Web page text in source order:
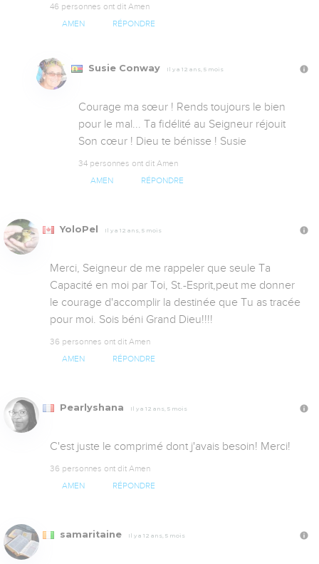
46 personnes ont dit Amen
AMEN RÉPONDRE
Susie Conway Il y a 12 ans, 5 mois
Courage ma sœur ! Rends toujours le bien
pour le mal... Ta fidélité au Seigneur réjouit
Son cœur ! Dieu te bénisse ! Susie
34 personnes ont dit Amen
AMEN RÉPONDRE
YoloPel Il y a 12 ans, 5 mois
Merci, Seigneur de me rappeler que seule Ta
Capacité en moi par Toi, St.-Esprit,peut me donner
le courage d'accomplir la destinée que Tu as tracée
pour moi. Sois béni Grand Dieu!!!!
36 personnes ont dit Amen
AMEN RÉPONDRE
Pearlyshana Il y a 12 ans, 5 mois
C'est juste le comprimé dont j'avais besoin! Merci!
36 personnes ont dit Amen
AMEN RÉPONDRE
samaritaine Il y a 12 ans, 5 mois